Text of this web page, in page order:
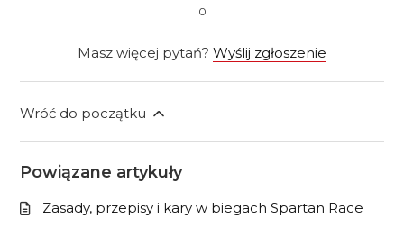
0
Masz więcej pytań? Wyślij zgłoszenie
Wróć do początku
Powiązane artykuły
Zasady, przepisy i kary w biegach Spartan Race